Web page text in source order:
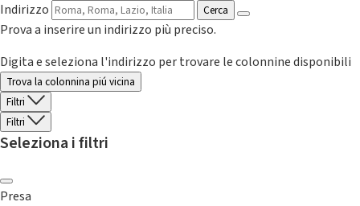
Indirizzo
Cerca
Prova a inserire un indirizzo più preciso.
Digita e seleziona l'indirizzo per trovare le colonnine disponibili
Trova la colonnina piú vicina
Filtri
Filtri
Seleziona i filtri
Presa